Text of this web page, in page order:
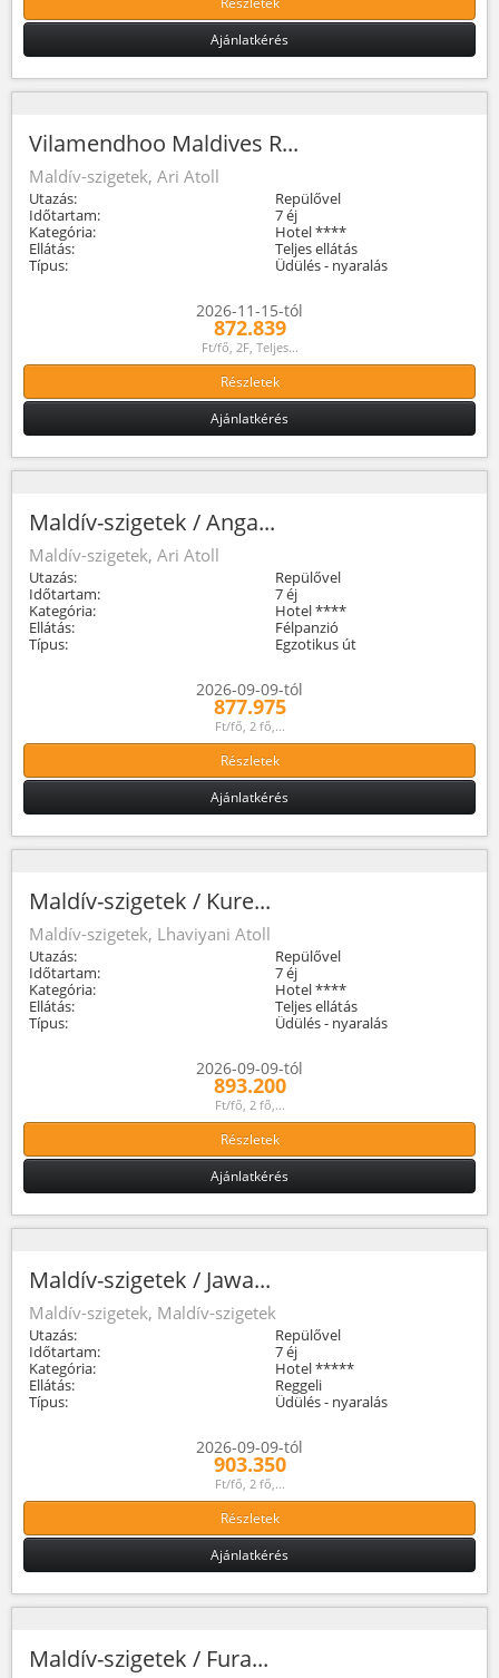
Ajánlatkérés
Vilamendhoo Maldives R...
Maldív-szigetek, Ari Atoll
Utazás:
Repülővel
Időtartam:
7 éj
Kategória:
Hotel ****
Ellátás:
Teljes ellátás
Típus:
Üdülés - nyaralás
2026-11-15-tól
872.839
Ft/fő, 2F, Teljes...
Részletek
Ajánlatkérés
Maldív-szigetek / Anga...
Maldív-szigetek, Ari Atoll
Utazás:
Repülővel
Időtartam:
7 éj
Kategória:
Hotel ****
Ellátás:
Félpanzió
Típus:
Egzotikus út
2026-09-09-tól
877.975
Ft/fő, 2 fő,...
Részletek
Ajánlatkérés
Maldív-szigetek / Kure...
Maldív-szigetek, Lhaviyani Atoll
Utazás:
Repülővel
Időtartam:
7 éj
Kategória:
Hotel ****
Ellátás:
Teljes ellátás
Típus:
Üdülés - nyaralás
2026-09-09-tól
893.200
Ft/fő, 2 fő,...
Részletek
Ajánlatkérés
Maldív-szigetek / Jawa...
Maldív-szigetek, Maldív-szigetek
Utazás:
Repülővel
Időtartam:
7 éj
Kategória:
Hotel *****
Ellátás:
Reggeli
Típus:
Üdülés - nyaralás
2026-09-09-tól
903.350
Ft/fő, 2 fő,...
Részletek
Ajánlatkérés
Maldív-szigetek / Fura...